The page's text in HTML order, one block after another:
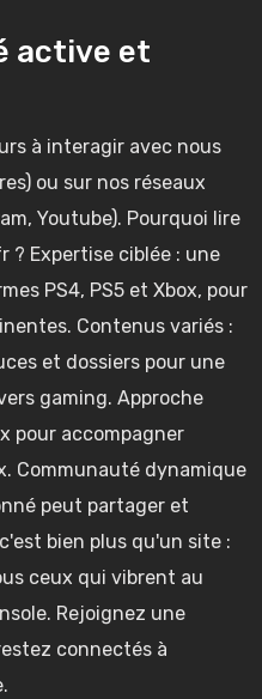
active et
à interagir avec nous
ou sur nos réseaux
Youtube). Pourquoi lire
? Expertise ciblée : une
PS4, PS5 et Xbox, pour
Contenus variés :
et dossiers pour une
gaming. Approche
pour accompagner
Communauté dynamique
peut partager et
bien plus qu'un site :
ceux qui vibrent au
Rejoignez une
connectés à